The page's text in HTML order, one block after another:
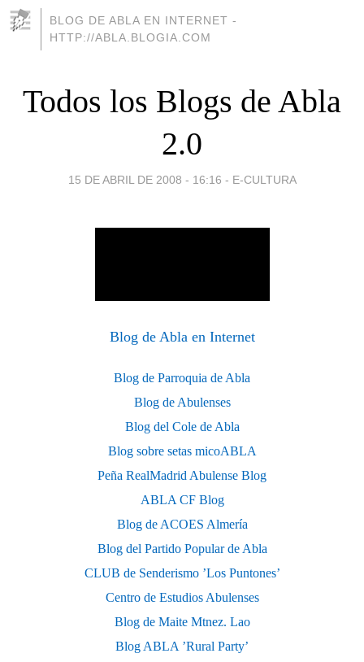
BLOG DE ABLA EN INTERNET -
HTTP://ABLA.BLOGIA.COM
Todos los Blogs de Abla
2.0
15 DE ABRIL DE 2008 - 16:16 - E-CULTURA
Blog de Abla en Internet
Blog de Parroquia de Abla
Blog de Abulenses
Blog del Cole de Abla
Blog sobre setas micoABLA
Peña RealMadrid Abulense Blog
ABLA CF Blog
Blog de ACOES Almería
Blog del Partido Popular de Abla
CLUB de Senderismo ’Los Puntones’
Centro de Estudios Abulenses
Blog de Maite Mtnez. Lao
Blog ABLA ’Rural Party’